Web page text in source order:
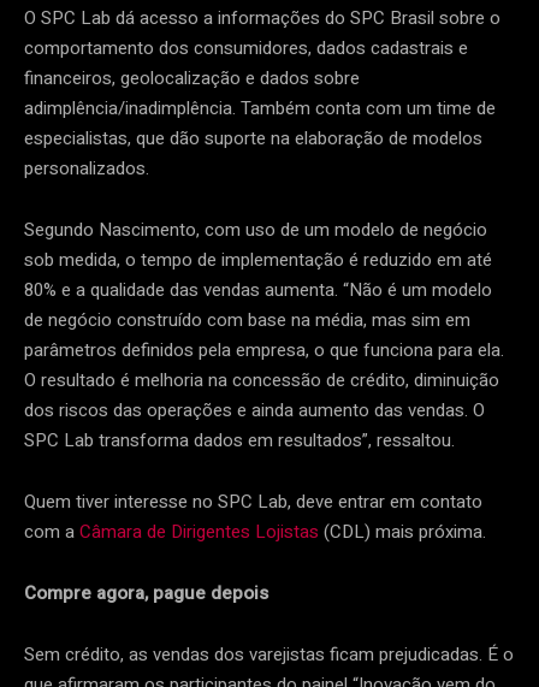
O SPC Lab dá acesso a informações do SPC Brasil sobre o
comportamento dos consumidores, dados cadastrais e
financeiros, geolocalização e dados sobre
adimplência/inadimplência. Também conta com um time de
especialistas, que dão suporte na elaboração de modelos
personalizados.
Segundo Nascimento, com uso de um modelo de negócio
sob medida, o tempo de implementação é reduzido em até
80% e a qualidade das vendas aumenta. “Não é um modelo
de negócio construído com base na média, mas sim em
parâmetros definidos pela empresa, o que funciona para ela.
O resultado é melhoria na concessão de crédito, diminuição
dos riscos das operações e ainda aumento das vendas. O
SPC Lab transforma dados em resultados”, ressaltou.
Quem tiver interesse no SPC Lab, deve entrar em contato
com aCâmara de Dirigentes Lojistas (CDL) mais próxima.
Compre agora, pague depois
Sem crédito, as vendas dos varejistas ficam prejudicadas. É o